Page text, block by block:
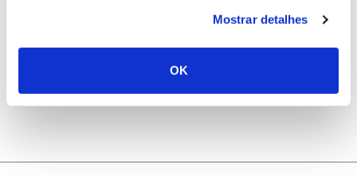
Mostrar detalhes
OK
Natureza e florestas procuram jovens voluntários